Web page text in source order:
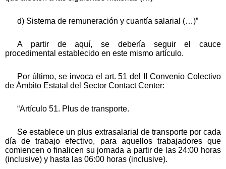
d) Sistema de remuneración y cuantía salarial (…)”
A partir de aquí, se debería seguir el cauce
procedimental establecido en este mismo artículo.
Por último, se invoca el art. 51 del II Convenio Colectivo
de Ámbito Estatal del Sector Contact Center:
“Artículo 51. Plus de transporte.
Se establece un plus extrasalarial de transporte por cada
día de trabajo efectivo, para aquellos trabajadores que
comiencen o finalicen su jornada a partir de las 24:00 horas
(inclusive) y hasta las 06:00 horas (inclusive).